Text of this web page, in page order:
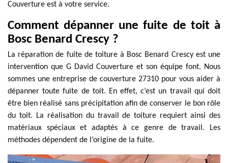
Couverture est à votre service.
Comment dépanner une fuite de toit à
Bosc Benard Crescy ?
La réparation de fuite de toiture à Bosc Benard Crescy est une
intervention que G David Couverture et son équipe font. Nous
sommes une entreprise de couverture 27310 pour vous aider à
dépanner toute fuite de toit. En effet, c’est un travail qui doit
être bien réalisé sans précipitation afin de conserver le bon rôle
du toit. La réalisation du travail de toiture requiert ainsi des
matériaux spéciaux et adaptés à ce genre de travail. Les
méthodes dépendent de l’origine de la fuite.